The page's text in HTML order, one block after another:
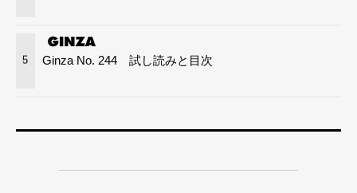
5 Ginza No. 244 試し読みと目次